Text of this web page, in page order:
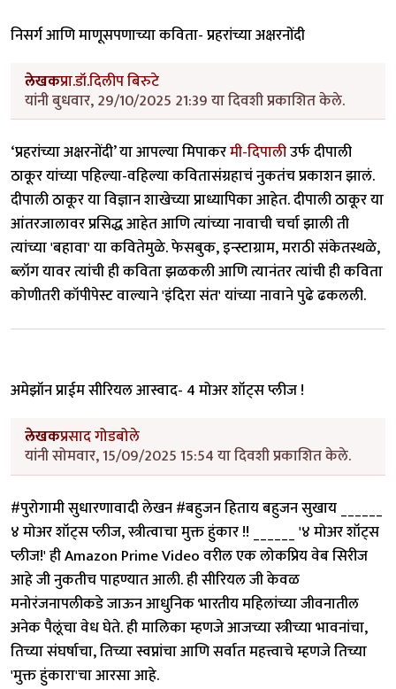
निसर्ग आणि माणूसपणाच्या कविता- प्रहरांच्या अक्षरनोंदी
लेखकप्रा.डॉ.दिलीप बिरुटे
यांनी बुधवार, 29/10/2025 21:39 या दिवशी प्रकाशित केले.
‘प्रहरांच्या अक्षरनोंदी’ या आपल्या मिपाकरमी-दिपालीउर्फ दीपाली
ठाकूर यांच्या पहिल्या-वहिल्या कवितासंग्रहाचं नुकतंच प्रकाशन झालं.
दीपाली ठाकूर या विज्ञान शाखेच्या प्राध्यापिका आहेत. दीपाली ठाकूर या
आंतरजालावर प्रसिद्ध आहेत आणि त्यांच्या नावाची चर्चा झाली ती
त्यांच्या 'बहावा' या कवितेमुळे. फेसबुक, इन्स्टाग्राम, मराठी संकेतस्थळे,
ब्लॉग यावर त्यांची ही कविता झळकली आणि त्यानंतर त्यांची ही कविता
कोणीतरी कॉपीपेस्ट वाल्याने 'इंदिरा संत' यांच्या नावाने पुढे ढकलली.
अमेझॉन प्राईम सीरियल आस्वाद- 4 मोअर शॉट्स प्लीज !
लेखकप्रसाद गोडबोले
यांनी सोमवार, 15/09/2025 15:54 या दिवशी प्रकाशित केले.
#पुरोगामी सुधारणावादी लेखन #बहुजन हिताय बहुजन सुखाय ______
४ मोअर शॉट्स प्लीज, स्त्रीत्वाचा मुक्त हुंकार !! ______ '४ मोअर शॉट्स
प्लीज!' ही Amazon Prime Video वरील एक लोकप्रिय वेब सिरीज
आहे जी नुकतीच पाहण्यात आली. ही सीरियल जी केवळ
मनोरंजनापलीकडे जाऊन आधुनिक भारतीय महिलांच्या जीवनातील
अनेक पैलूंचा वेध घेते. ही मालिका म्हणजे आजच्या स्त्रीच्या भावनांचा,
तिच्या संघर्षाचा, तिच्या स्वप्नांचा आणि सर्वात महत्त्वाचे म्हणजे तिच्या
'मुक्त हुंकारा'चा आरसा आहे.